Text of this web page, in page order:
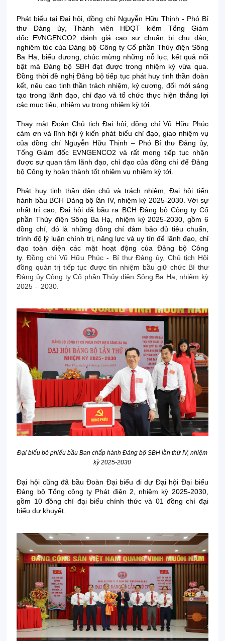
Phát biểu tại Đại hội, đồng chí Nguyễn Hữu Thịnh - Phó Bí
thư Đảng ủy, Thành viên HĐQT kiêm Tổng Giám
đốc EVNGENCO2đánh giá cao sự chuẩn bị chu đáo,
nghiêm túc của Đảng bộ Công ty Cổ phần Thủy điện Sông
Ba Hạ, biểu dương, chúc mừng những nỗ lực, kết quả nổi
bật mà Đảng bộ SBHđạt được trong nhiệm kỳ vừa qua.
Đồng thời đề nghị Đảng bộ tiếp tục phát huy tinh thần đoàn
kết, nêu cao tinh thần trách nhiệm, kỷ cương, đổi mới sáng
tạo trong lãnh đạo, chỉ đạo và tổ chức thực hiện thắng lợi
các mục tiêu, nhiệm vụ trong nhiệm kỳ tới.
Thay mặt Đoàn Chủ tịch Đại hội, đồng chí Vũ Hữu Phúc
cảm ơn và lĩnh hội ý kiến phát biểu chỉ đạo, giao nhiệm vụ
của đồng chí Nguyễn Hữu Thịnh – Phó Bí thư Đảng ủy,
Tổng Giám đốc EVNGENCO2 và rất mong tiếp tục nhận
được sự quan tâm lãnh đạo, chỉ đạo của đồng chí để Đảng
bộ Công ty hoàn thành tốt nhiệm vụ nhiệm kỳ tới.
Phát huy tinh thần dân chủ và trách nhiệm, Đại hội tiến
hành bầu BCH Đảng bộ lần IV, nhiệm kỳ 2025-2030. Với sự
nhất trí cao, Đại hội đã bầu ra BCH Đảng bộ Công ty Cổ
phần Thủy điện Sông Ba Hạ, nhiệm kỳ 2025-2030, gồm 6
đồng chí, đó là những đồng chí đảm bảo đủ tiêu chuẩn,
trình độ lý luận chính trị, năng lực và uy tín để lãnh đạo, chỉ
đạo toàn diện các mặt hoạt động của Đảng bộ Công
ty.Đồng chí Vũ Hữu Phúc - Bí thư Đảng ủy, Chủ tịch Hội
đồng quản trị tiếp tục được tín nhiệm bầu giữ chức Bí thư
Đảng ủy Công ty Cổ phần Thủy điện Sông Ba Hạ, nhiệm kỳ
2025 – 2030.
Đại biểu bỏ phiếu bầu Ban chấp hành Đảng bộ SBH lần thứ IV, nhiệm
kỳ 2025-2030
Đại hội cũng đã bầu Đoàn Đại biểu đi dự Đại hội Đại biểu
Đảng bộ Tổng công ty Phát điện 2, nhiệm kỳ 2025-2030,
gồm 10 đồng chí đại biểu chính thức và 01 đồng chí đại
biểu dự khuyết.